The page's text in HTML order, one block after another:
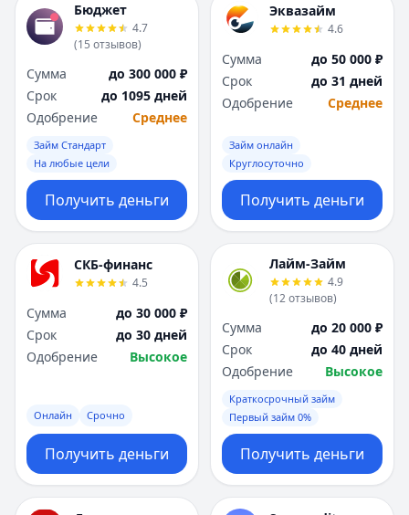
Бюджет
4.7
(15 отзывов)
Сумма
до 300 000 ₽
Срок
до 1095 дней
Одобрение
Среднее
Займ Стандарт
На любые цели
Получить деньги
Эквазайм
4.6
Сумма
до 50 000 ₽
Срок
до 31 дней
Одобрение
Среднее
Займ онлайн
Круглосуточно
Получить деньги
СКБ-финанс
4.5
Сумма
до 30 000 ₽
Срок
до 30 дней
Одобрение
Высокое
Онлайн Срочно
Получить деньги
Лайм-Займ
4.9
(12отзывов)
Сумма
до 20 000 ₽
Срок
до 40 дней
Одобрение
Высокое
Краткосрочный займ
Первый займ 0%
Получить деньги